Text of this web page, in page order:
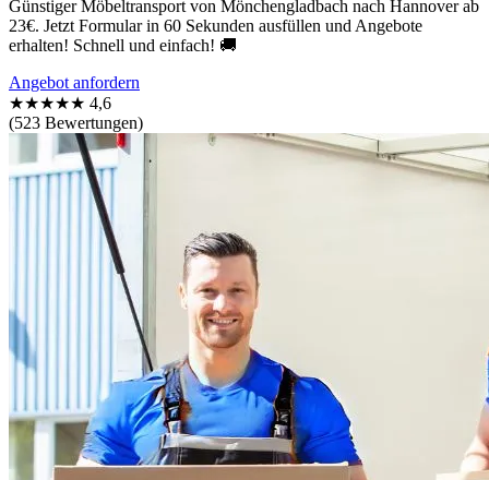
Günstiger Möbeltransport von Mönchengladbach nach Hannover ab
23€. Jetzt Formular in 60 Sekunden ausfüllen und Angebote
erhalten! Schnell und einfach! 🚚
Angebot anfordern
★★★★★ 4,6
(523 Bewertungen)